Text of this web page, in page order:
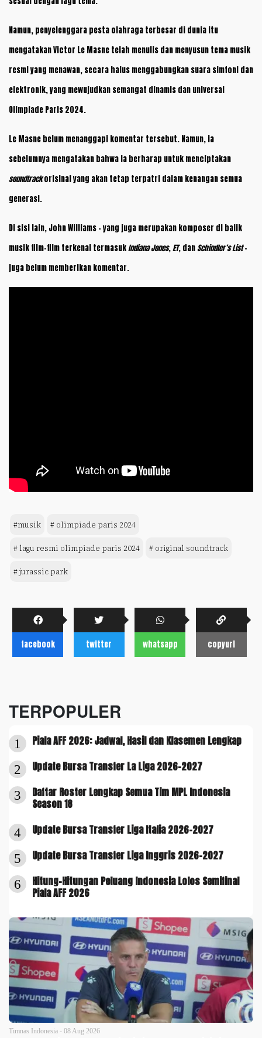
Namun, penyelenggara pesta olahraga terbesar di dunia itu
mengatakan Victor Le Masne telah menulis dan menyusun tema musik
resmi yang menawan, secara halus menggabungkan suara simfoni dan
elektronik, yang mewujudkan semangat dinamis dan universal
Olimpiade Paris 2024.
Le Masne belum menanggapi komentar tersebut. Namun, ia
sebelumnya mengatakan bahwa ia berharap untuk menciptakan
soundtrackorisinal yang akan tetap terpatri dalam kenangan semua
generasi.
Di sisi lain, John Williams – yang juga merupakan komposer di balik
musik film-film terkenal termasukIndiana Jones,ET, dan Schindler’s List–
juga belum memberikan komentar.
#musik # olimpiade paris 2024
# lagu resmi olimpiade paris 2024 # original soundtrack
# jurassic park
facebook twitter whatsapp copyurl
TERPOPULER
1 Piala AFF 2026: Jadwal, Hasil dan Klasemen Lengkap
2 Update Bursa Transfer La Liga 2026-2027
3
Daftar Roster Lengkap Semua Tim MPL Indonesia
Season 18
4 Update Bursa Transfer Liga Italia 2026-2027
5 Update Bursa Transfer Liga Inggris 2026-2027
6
Hitung-Hitungan Peluang Indonesia Lolos Semifinal
Piala AFF 2026
Timnas Indonesia - 08 Aug 2026